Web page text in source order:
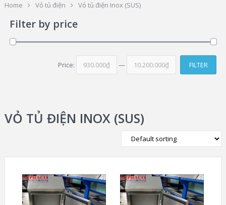
Home Vỏ tủ điện Vỏ tủ điện Inox (SUS)
Filter by price
FILTER
Price: 930.000₫ — 10.200.000₫
VỎ TỦ ĐIỆN INOX (SUS)